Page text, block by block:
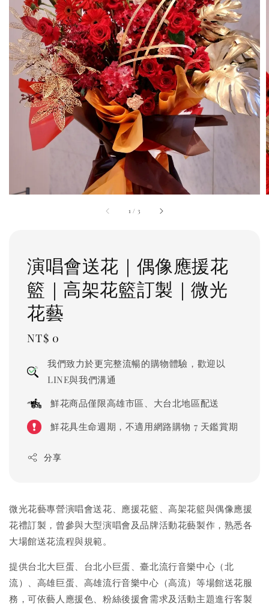
1 / 3
演唱會送花｜偶像應援花
籃｜高架花籃訂製｜微光
花藝
Regular
NT$ 0
我們致力於更完整流暢的購物體驗，歡迎以
LINE與我們溝通
鮮花商品僅限高雄市區、大台北地區配送
鮮花具生命週期，不適用網路購物 7 天鑑賞期
分享
微光花藝專營演唱會送花、應援花籃、高架花籃與偶像應援
花禮訂製，曾參與大型演唱會及品牌活動花藝製作，熟悉各
大場館送花流程與規範。
提供台北大巨蛋、台北小巨蛋、臺北流行音樂中心（北
流）、高雄巨蛋、高雄流行音樂中心（高流）等場館送花服
務，可依藝人應援色、粉絲後援會需求及活動主題進行客製